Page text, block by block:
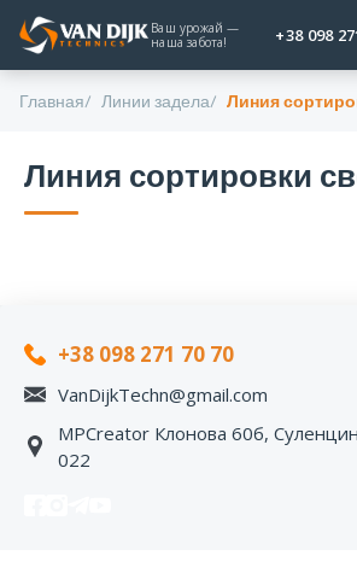
Ваш урожай —
наша забота!
+38 098
Главная Линии задела Линия
Линия сортировки
+38 098 271 70 70
VanDijkTechn@gmail.com
MPCreator Клонова 60б,
022